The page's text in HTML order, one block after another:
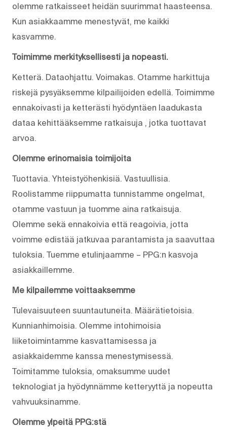
olemme ratkaisseet heidän suurimmat haasteensa.
Kun asiakkaamme menestyvät, me kaikki
kasvamme.
Toimimme merkityksellisesti ja nopeasti.
Ketterä. Dataohjattu. Voimakas. Otamme harkittuja
riskejä pysyäksemme kilpailijoiden edellä. Toimimme
ennakoivasti ja ketterästi hyödyntäen laadukasta
dataa kehittääksemme ratkaisuja , jotka tuottavat
arvoa.
Olemme erinomaisia toimijoita
Tuottavia. Yhteistyöhenkisiä. Vastuullisia.
Roolistamme riippumatta tunnistamme ongelmat,
otamme vastuun ja tuomme aina ratkaisuja.
Olemme sekä ennakoivia että reagoivia, jotta
voimme edistää jatkuvaa parantamista ja saavuttaa
tuloksia. Tuemme etulinjaamme – PPG:n kasvoja
asiakkaillemme.
Me kilpailemme voittaaksemme
Tulevaisuuteen suuntautuneita. Määrätietoisia.
Kunnianhimoisia. Olemme intohimoisia
liiketoimintamme kasvattamisessa ja
asiakkaidemme kanssa menestymisessä.
Toimitamme tuloksia, omaksumme uudet
teknologiat ja hyödynnämme ketteryyttä ja nopeutta
vahvuuksinamme.
Olemme ylpeitä PPG:stä